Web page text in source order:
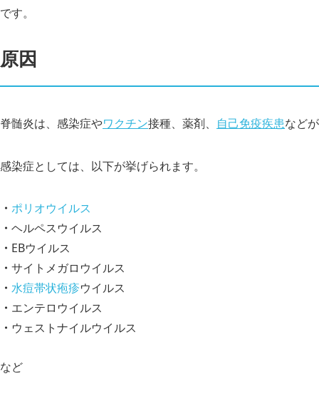
です。
原因
脊髄炎は、感染症やワクチン接種、薬剤、 自己免疫疾患など
感染症としては、以下が挙げられます。
ポリオウイルス
ヘルペスウイルス
EBウイルス
サイトメガロウイルス
水痘帯状疱疹ウイルス
エンテロウイルス
ウェストナイルウイルス
など